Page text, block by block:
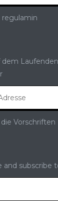
regulamin
dem
Vorschriften
and subscribe